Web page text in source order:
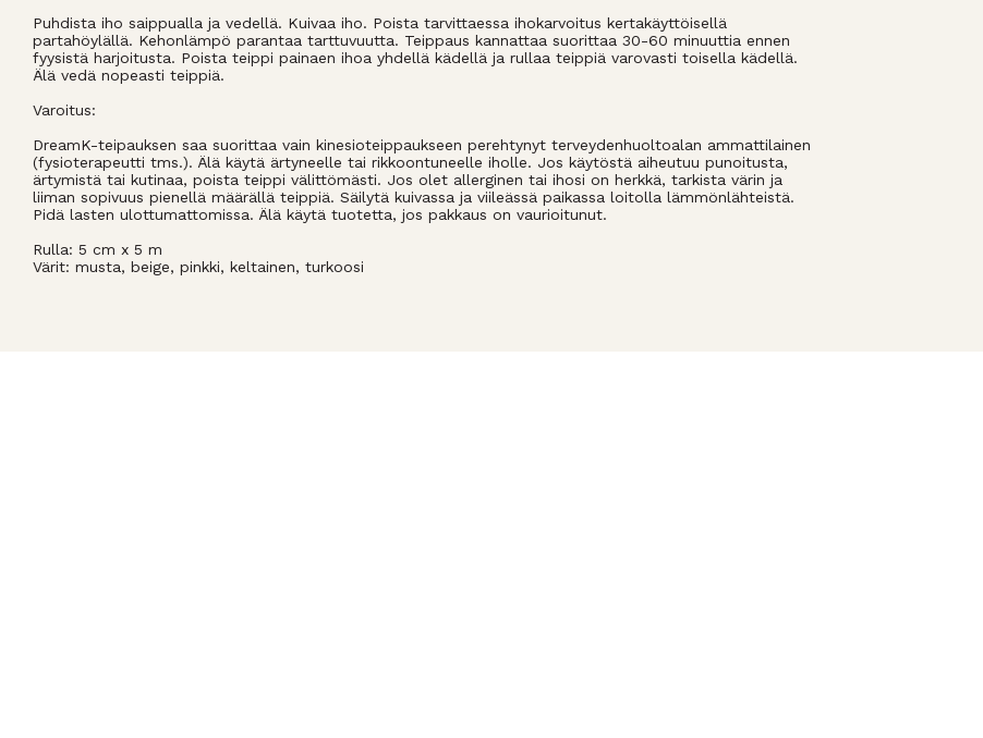
Puhdista iho saippualla ja vedellä. Kuivaa iho. Poista tarvittaessa ihokarvoitus kertakäyttöisellä
partahöylällä. Kehonlämpö parantaa tarttuvuutta. Teippaus kannattaa suorittaa 30-60 minuuttia ennen
fyysistä harjoitusta. Poista teippi painaen ihoa yhdellä kädellä ja rullaa teippiä varovasti toisella kädellä.
Älä vedä nopeasti teippiä.
Varoitus:
DreamK-teipauksen saa suorittaa vain kinesioteippaukseen perehtynyt terveydenhuoltoalan ammattilainen
(fysioterapeutti tms.). Älä käytä ärtyneelle tai rikkoontuneelle iholle. Jos käytöstä aiheutuu punoitusta,
ärtymistä tai kutinaa, poista teippi välittömästi. Jos olet allerginen tai ihosi on herkkä, tarkista värin ja
liiman sopivuus pienellä määrällä teippiä. Säilytä kuivassa ja viileässä paikassa loitolla lämmönlähteistä.
Pidä lasten ulottumattomissa. Älä käytä tuotetta, jos pakkaus on vaurioitunut.
Rulla: 5 cm x 5 m
Värit: musta, beige, pinkki, keltainen, turkoosi